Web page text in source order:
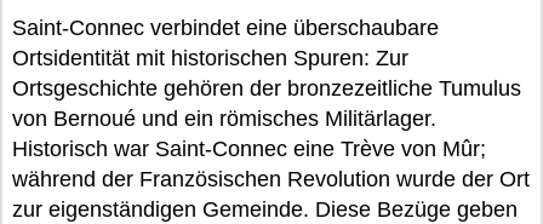
Saint-Connec verbindet eine überschaubare
Ortsidentität mit historischen Spuren: Zur
Ortsgeschichte gehören der bronzezeitliche Tumulus
von Bernoué und ein römisches Militärlager.
Historisch war Saint-Connec eine Trève von Mûr;
während der Französischen Revolution wurde der Ort
zur eigenständigen Gemeinde. Diese Bezüge geben